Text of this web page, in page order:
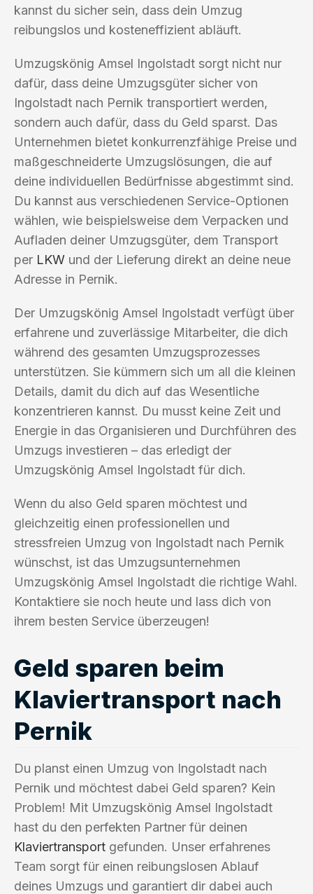
kannst du sicher sein, dass dein Umzug
reibungslos und kosteneffizient abläuft.
Umzugskönig Amsel Ingolstadt sorgt nicht nur
dafür, dass deine Umzugsgüter sicher von
Ingolstadt nach Pernik transportiert werden,
sondern auch dafür, dass du Geld sparst. Das
Unternehmen bietet konkurrenzfähige Preise und
maßgeschneiderte Umzugslösungen, die auf
deine individuellen Bedürfnisse abgestimmt sind.
Du kannst aus verschiedenen Service-Optionen
wählen, wie beispielsweise dem Verpacken und
Aufladen deiner Umzugsgüter, dem Transport
per LKW und der Lieferung direkt an deine neue
Adresse in Pernik.
Der Umzugskönig Amsel Ingolstadt verfügt über
erfahrene und zuverlässige Mitarbeiter, die dich
während des gesamten Umzugsprozesses
unterstützen. Sie kümmern sich um all die kleinen
Details, damit du dich auf das Wesentliche
konzentrieren kannst. Du musst keine Zeit und
Energie in das Organisieren und Durchführen des
Umzugs investieren – das erledigt der
Umzugskönig Amsel Ingolstadt für dich.
Wenn du also Geld sparen möchtest und
gleichzeitig einen professionellen und
stressfreien Umzug von Ingolstadt nach Pernik
wünschst, ist das Umzugsunternehmen
Umzugskönig Amsel Ingolstadt die richtige Wahl.
Kontaktiere sie noch heute und lass dich von
ihrem besten Service überzeugen!
Geld sparen beim
Klaviertransport nach
Pernik
Du planst einen Umzug von Ingolstadt nach
Pernik und möchtest dabei Geld sparen? Kein
Problem! Mit Umzugskönig Amsel Ingolstadt
hast du den perfekten Partner für deinen
Klaviertransport gefunden. Unser erfahrenes
Team sorgt für einen reibungslosen Ablauf
deines Umzugs und garantiert dir dabei auch